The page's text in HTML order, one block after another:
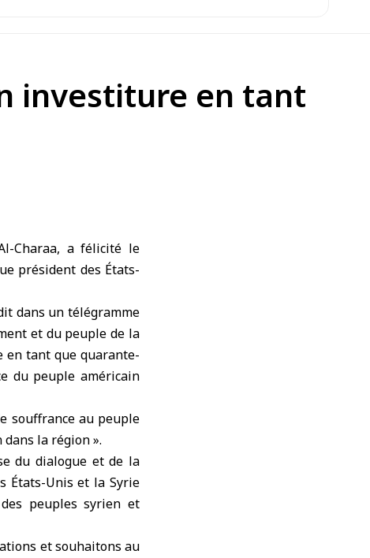
investiture en tant
Charaa, a félicité le
président des États-
dans un télégramme
et du peuple de la
en tant que quarante-
du peuple américain
souffrance au peuple
la région ».
du dialogue et de la
États-Unis et la Syrie
peuples syrien et
et souhaitons au